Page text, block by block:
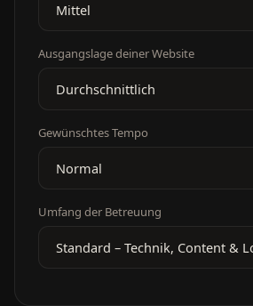
Ausgangslage deiner Website
Gewünschtes Tempo
Umfang der Betreuung